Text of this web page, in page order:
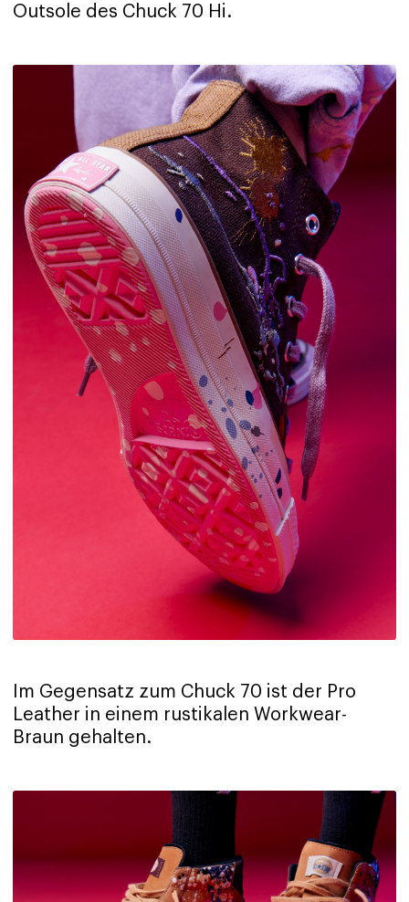
Outsole des Chuck 70 Hi.
Im Gegensatz zum Chuck 70 ist der Pro
Leather in einem rustikalen Workwear-
Braun gehalten.